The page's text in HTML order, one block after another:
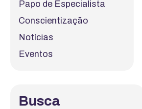
Papo de Especialista
Conscientização
Notícias
Eventos
Busca